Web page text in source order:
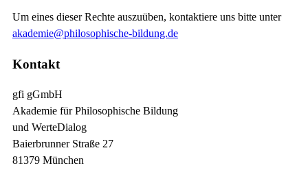
Um eines dieser Rechte auszuüben, kontaktiere uns bitte unter
akademie@philosophische-bildung.de
Kontakt
gfi gGmbH
Akademie für Philosophische Bildung
und WerteDialog
Baierbrunner Straße 27
81379 München